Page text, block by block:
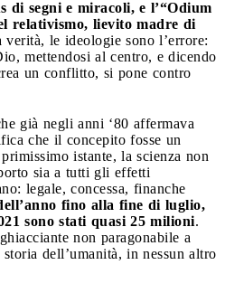
di segni e miracoli, e l’“Odium
relativismo, lievito madre di
verità, le ideologie sono l’errore:
mettendosi al centro, e dicendo
un conflitto, si pone contro
già negli anni ‘80 affermava
che il concepito fosse un
istante, la scienza non
sia a tutti gli effetti
legale, concessa, finanche
fino alla fine di luglio,
sono stati quasi 25 milioni.
non paragonabile a
dell’umanità, in nessun altro